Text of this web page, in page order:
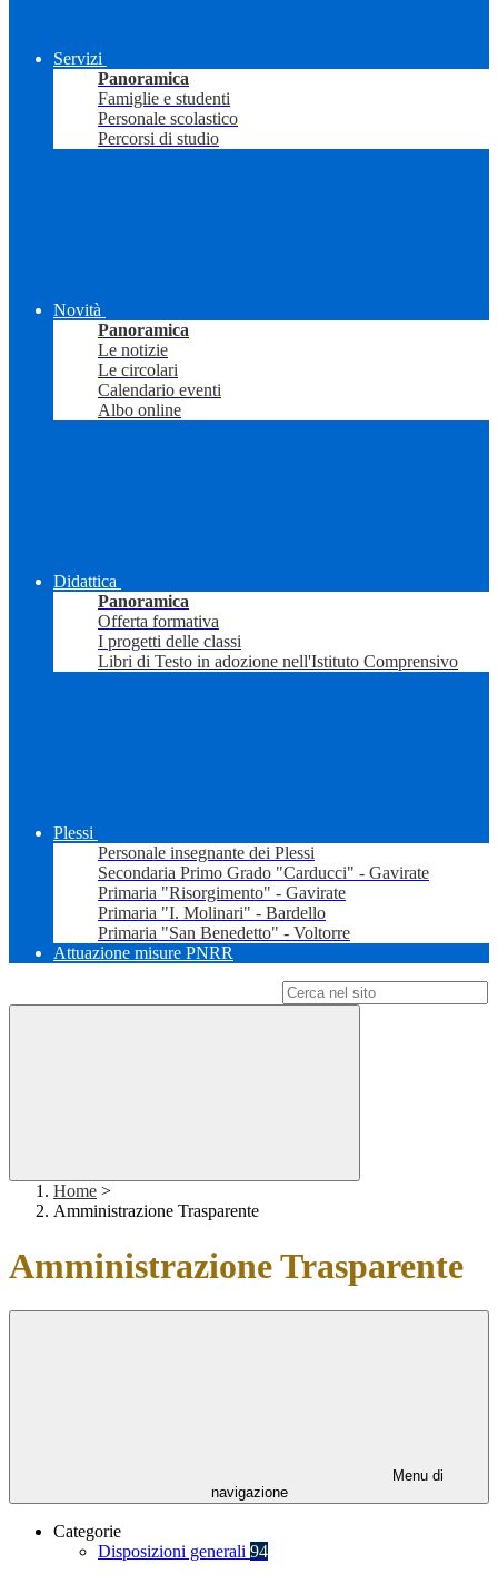
Servizi
Panoramica
Famiglie e studenti
Personale scolastico
Percorsi di studio
Novità
Panoramica
Le notizie
Le circolari
Calendario eventi
Albo online
Didattica
Panoramica
Offerta formativa
I progetti delle classi
Libri di Testo in adozione nell'Istituto Comprensivo
Plessi
Personale insegnante dei Plessi
Secondaria Primo Grado "Carducci" - Gavirate
Primaria "Risorgimento" - Gavirate
Primaria "I. Molinari" - Bardello
Primaria "San Benedetto" - Voltorre
Attuazione misure PNRR
Home >
Amministrazione Trasparente
Amministrazione Trasparente
Menu di
navigazione
Categorie
Disposizioni generali 94